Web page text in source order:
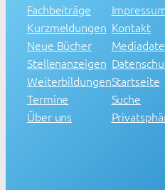
Fachbeiträge
Kurzmeldungen
Neue Bücher
Stellenanzeigen
Weiterbildungen
Termine
Über uns
Kontakt
Startseite
Suche